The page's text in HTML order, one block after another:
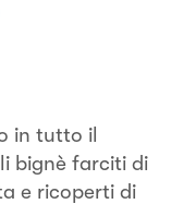
in tutto il
bignè farciti di
e ricoperti di